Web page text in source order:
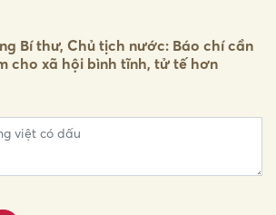
Bí thư, Chủ tịch nước: Báo chí cần
cho xã hội bình tĩnh, tử tế hơn